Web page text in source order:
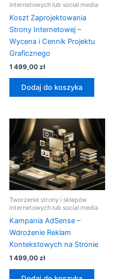
internetowych lub social media
Koszt Zaprojektowania
Strony Internetowej –
Wycena i Cennik Projektu
Graficznego
1 499,00zł
Dodaj do koszyka
Tworzenie strony i sklepów
internetowych lub social media
Kampania AdSense –
Wdrożenie Reklam
Kontekstowych na Stronie
1 499,00zł